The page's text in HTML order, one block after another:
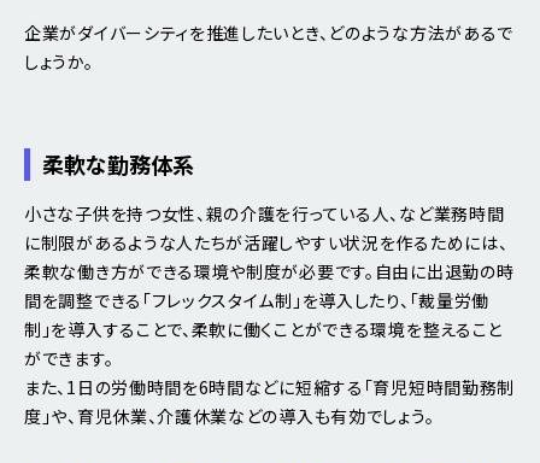
企業がダイバーシティを推進したいとき、どのような方法があるで
しょうか。
柔軟な勤務体系
小さな子供を持つ女性、親の介護を行っている人、など業務時間
に制限があるような人たちが活躍しやすい状況を作るためには、
柔軟な働き方ができる環境や制度が必要です。自由に出退勤の時
間を調整できる「フレックスタイム制」を導入したり、「裁量労働
制」を導入することで、柔軟に働くことができる環境を整えること
ができます。
また、1日の労働時間を6時間などに短縮する「育児短時間勤務制
度」や、育児休業、介護休業などの導入も有効でしょう。